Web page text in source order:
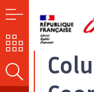
MENÚ
NUESTROS
RETOS
BUSCAR